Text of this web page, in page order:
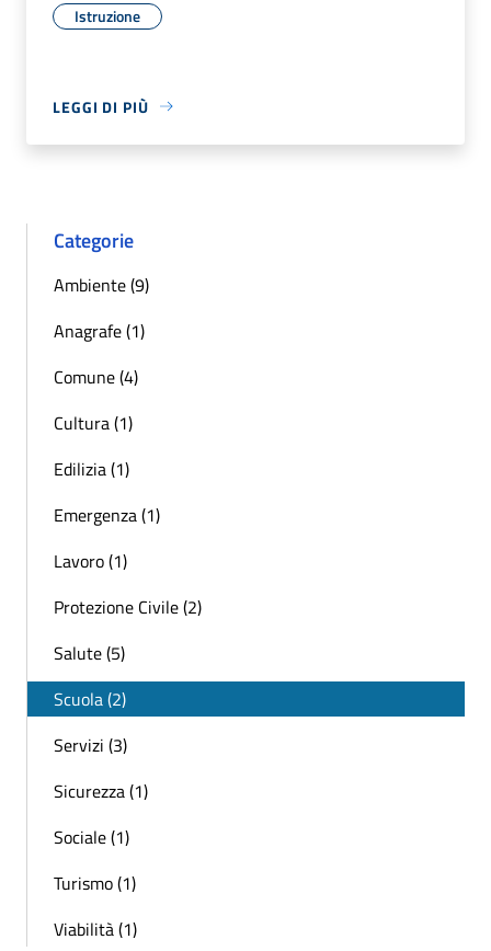
Istruzione
LEGGI DI PIÙ
Categorie
Ambiente (9)
Anagrafe (1)
Comune (4)
Cultura (1)
Edilizia (1)
Emergenza (1)
Lavoro (1)
Protezione Civile (2)
Salute (5)
Scuola (2)
Servizi (3)
Sicurezza (1)
Sociale (1)
Turismo (1)
Viabilità (1)